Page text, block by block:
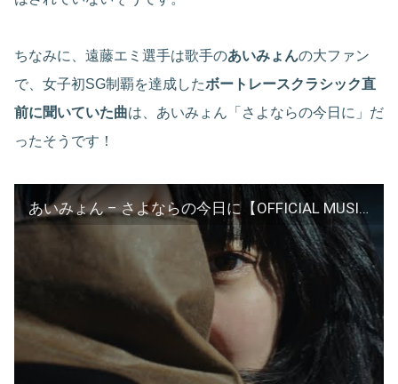
ちなみに、遠藤エミ選手は歌手のあいみょんの大ファン
で、女子初SG制覇を達成したボートレースクラシック直
前に聞いていた曲は、あいみょん「さよならの今日に」だ
ったそうです！
あいみょん – さよならの今日に【OFFICIAL MUSIC VIDEO】